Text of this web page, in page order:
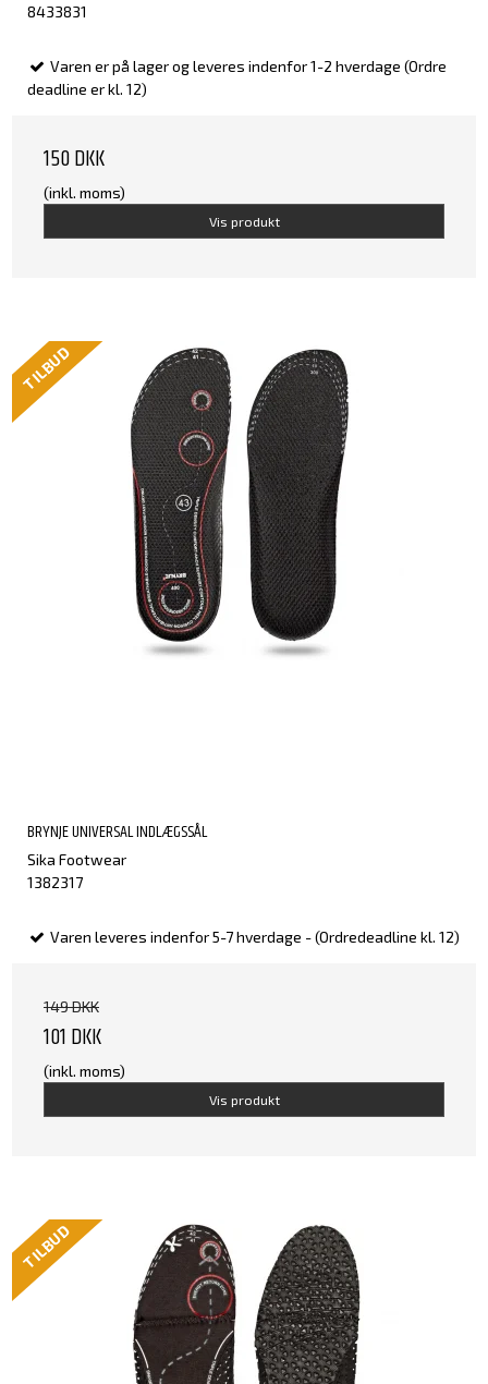
8433831
Varen er på lager og leveres indenfor 1-2 hverdage (Ordre
deadline er kl. 12)
150 DKK
(inkl. moms)
Vis produkt
TILBUD
BRYNJE UNIVERSAL INDLÆGSSÅL
Sika Footwear
1382317
Varen leveres indenfor 5-7 hverdage - (Ordredeadline kl. 12)
149 DKK
101 DKK
(inkl. moms)
Vis produkt
TILBUD